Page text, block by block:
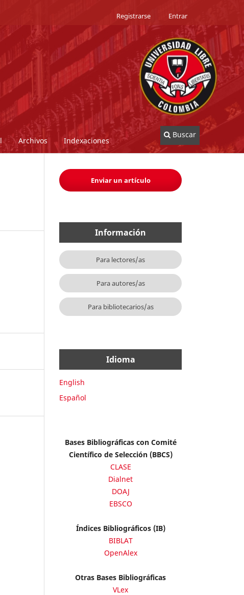
Archivos Indexaciones
Buscar
Registrarse Entrar
Enviar un artículo
Información
Para lectores/as
Para autores/as
Para bibliotecarios/as
Idioma
English
Español
Bases Bibliográficas con Comité
Científico de Selección (BBCS)
CLASE
Dialnet
DOAJ
EBSCO
Índices Bibliográficos (IB)
BIBLAT
OpenAlex
Otras Bases Bibliográficas
VLex